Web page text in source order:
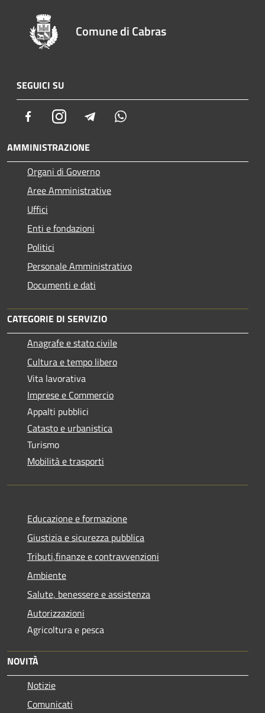
Comune di Cabras
SEGUICI SU
FacebookInstagram Telegram
AMMINISTRAZIONE
Organi di Governo
Aree Amministrative
Uffici
Enti e fondazioni
Politici
Personale Amministrativo
Documenti e dati
CATEGORIE DI SERVIZIO
Anagrafe e stato civile
Cultura e tempo libero
Vita lavorativa
Imprese e Commercio
Appalti pubblici
Catasto e urbanistica
Turismo
Mobilità e trasporti
Educazione e formazione
Giustizia e sicurezza pubblica
Tributi,finanze e contravvenzioni
Ambiente
Salute, benessere e assistenza
Autorizzazioni
Agricoltura e pesca
NOVITÀ
Notizie
Comunicati